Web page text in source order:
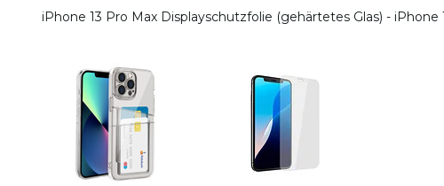
iPhone 13 Pro Max Displayschutzfolie (gehärtetes Glas) -